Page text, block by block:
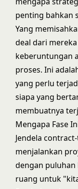
penting bahkan
Yang
deal dari
keberuntungan
proses. Ini
yang perlu
siapa yang
membuatnya
Mengapa Fase
Jendela
menjalankan
dengan puluhan
ruang untuk